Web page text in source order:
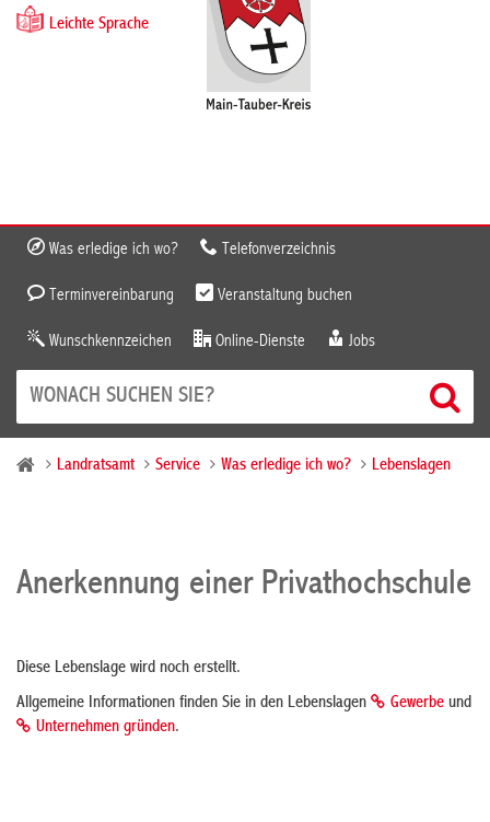
Leichte Sprache
Was erledige ich wo? Telefonverzeichnis
Terminvereinbarung Veranstaltung buchen
Wunschkennzeichen Online-Dienste Jobs
Landratsamt Service Was erledige ich wo? Lebenslagen
Anerkennung einer Privathochschule
Diese Lebenslage wird noch erstellt.
Allgemeine Informationen finden Sie in den Lebenslagen
Gewerbe und
Unternehmen gründen.